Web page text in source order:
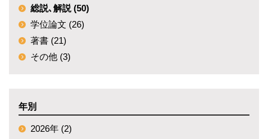
総説､解説 (50)
学位論文 (26)
著書 (21)
その他 (3)
年別
2026年 (2)